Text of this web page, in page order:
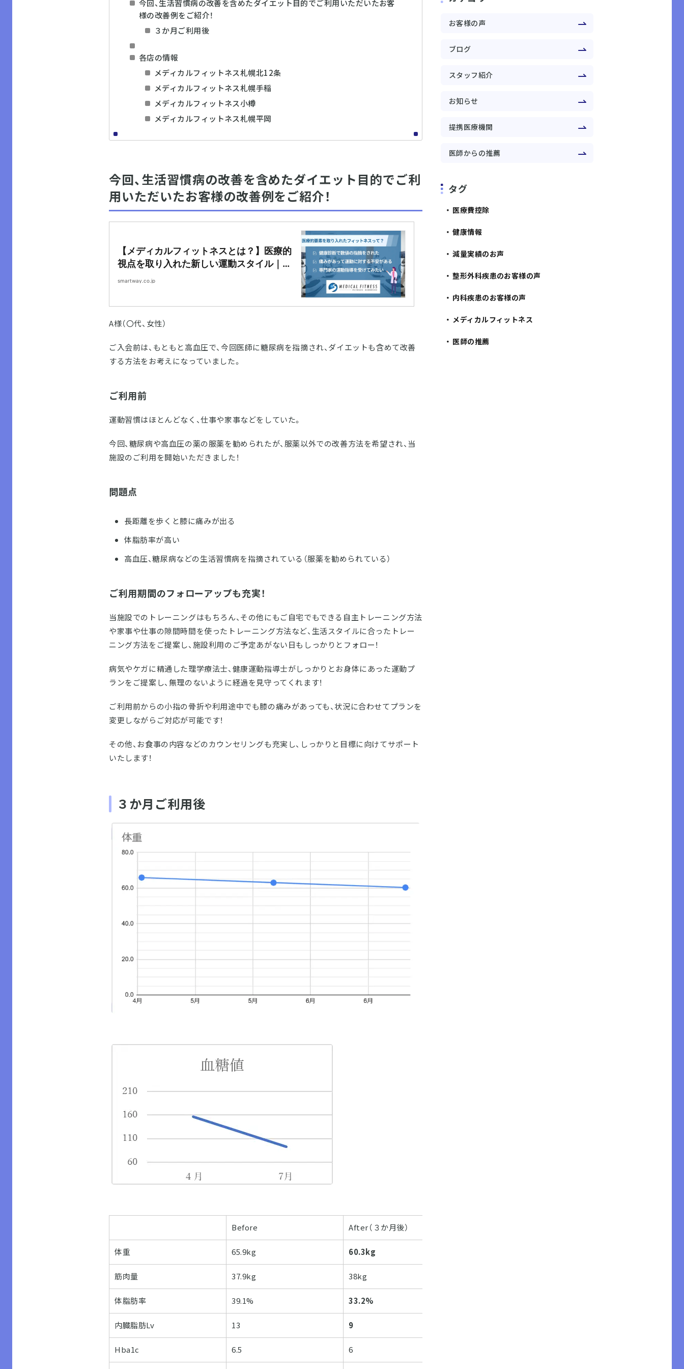
今回、生活習慣病の改善を含めたダイエット目的でご利用いただいたお客
様の改善例をご紹介！
３か月ご利用後
各店の情報
メディカルフィットネス札幌北12条
メディカルフィットネス札幌手稲
メディカルフィットネス小樽
メディカルフィットネス札幌平岡
今回、生活習慣病の改善を含めたダイエット目的でご利
用いただいたお客様の改善例をご紹介！
【メディカルフィットネスとは？】医療的
視点を取り入れた新しい運動スタイル｜メ
ディカルフィットネス｜個別指導フィット
smartway.co.jp
A様（〇代、女性）
ご入会前は、もともと高血圧で、今回医師に糖尿病を指摘され、ダイエットも含めて改善
する方法をお考えになっていました。
ご利用前
運動習慣はほとんどなく、仕事や家事などをしていた。
今回、糖尿病や高血圧の薬の服薬を勧められたが、服薬以外での改善方法を希望され、当
施設のご利用を開始いただきました！
問題点
長距離を歩くと膝に痛みが出る
体脂肪率が高い
高血圧、糖尿病などの生活習慣病を指摘されている（服薬を勧められている）
ご利用期間のフォローアップも充実！
当施設でのトレーニングはもちろん、その他にもご自宅でもできる自主トレーニング方法
や家事や仕事の隙間時間を使ったトレーニング方法など、生活スタイルに合ったトレー
ニング方法をご提案し、施設利用のご予定あがない日もしっかりとフォロー！
病気やケガに精通した理学療法士、健康運動指導士がしっかりとお身体にあった運動プ
ランをご提案し、無理のないように経過を見守ってくれます！
ご利用前からの小指の骨折や利用途中でも膝の痛みがあっても、状況に合わせてプランを
変更しながらご対応が可能です！
その他、お食事の内容などのカウンセリングも充実し、しっかりと目標に向けてサポート
いたします！
３か月ご利用後
Before After（３か月後）
体重 65.9kg 60.3kg
筋肉量 37.9kg 38kg
体脂肪率 39.1% 33.2%
内臓脂肪Lv 13 9
Hba1c 6.5 6
お客様の声
ブログ
スタッフ紹介
お知らせ
提携医療機関
医師からの推薦
タグ
医療費控除
健康情報
減量実績のお声
整形外科疾患のお客様の声
内科疾患のお客様の声
メディカルフィットネス
医師の推薦